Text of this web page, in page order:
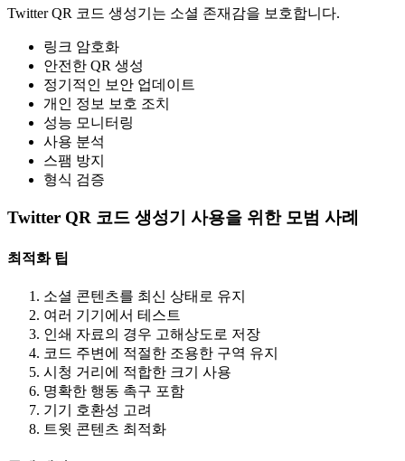
Twitter QR 코드 생성기는 소셜 존재감을 보호합니다.
링크 암호화
안전한 QR 생성
정기적인 보안 업데이트
개인 정보 보호 조치
성능 모니터링
사용 분석
스팸 방지
형식 검증
Twitter QR 코드 생성기 사용을 위한 모범 사례
최적화 팁
소셜 콘텐츠를 최신 상태로 유지
여러 기기에서 테스트
인쇄 자료의 경우 고해상도로 저장
코드 주변에 적절한 조용한 구역 유지
시청 거리에 적합한 크기 사용
명확한 행동 촉구 포함
기기 호환성 고려
트윗 콘텐츠 최적화